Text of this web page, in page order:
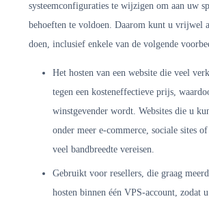
systeemconfiguraties te wijzigen om aan uw
behoeften te voldoen. Daarom kunt u vrijwel
doen, inclusief enkele van de volgende
Het hosten van een website die veel
tegen een kosteneffectieve prijs,
winstgevender wordt. Websites die u
onder meer e-commerce, sociale sites
veel bandbreedte vereisen.
Gebruikt voor resellers, die graag
hosten binnen één VPS-account, zodat